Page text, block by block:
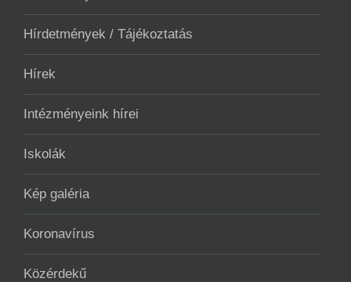
Hírdetmények / Tájékoztatás
Hírek
Intézményeink hírei
Iskolák
Kép galéria
Koronavírus
Közérdekű